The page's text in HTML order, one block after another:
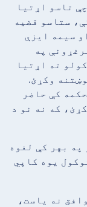
تاسو اړتیا
ستاسو قضیه
سیمه ایزې
په
ته اړتیا
وکړئ.
کې حاضر
که نه نو د
په بهر کې لغوه
یوه کاپي
نه یاست،